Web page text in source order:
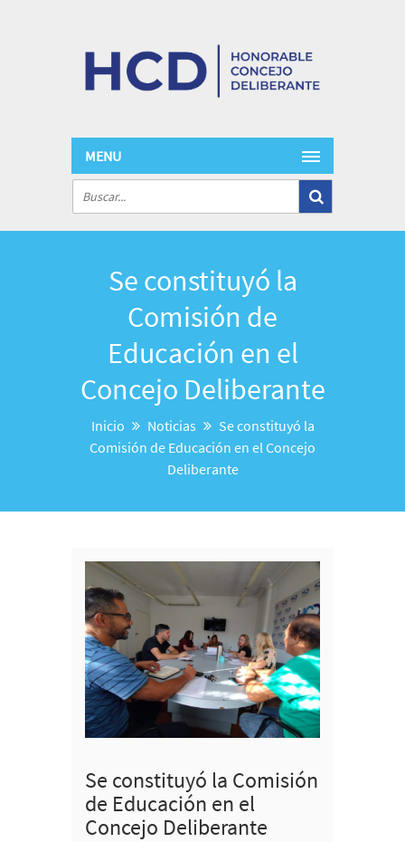
MENU
Se constituyó la
Comisión de
Educación en el
Concejo Deliberante
Inicio Noticias
Se constituyó la
Comisión de Educación en el Concejo
Deliberante
Se constituyó la Comisión
de Educación en el
Concejo Deliberante